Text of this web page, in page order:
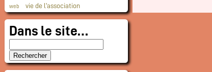
web
vie de l'association
Dans le site…